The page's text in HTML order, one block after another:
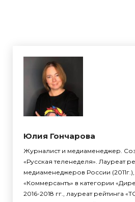
Юлия Гончарова
Журналист и медиаменеджер.
«Русская теленеделя». Лауреат
медиаменеджеров России
«Коммерсантъ» в категории
2016-2018 гг., лауреат рейтинга